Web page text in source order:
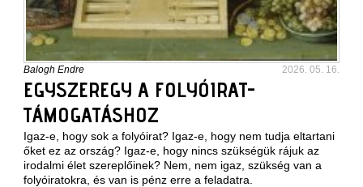
Balogh Endre 2026. 05. 16.
EGYSZEREGY A FOLYÓIRAT-
TÁMOGATÁSHOZ
Igaz-e, hogy sok a folyóirat? Igaz-e, hogy nem tudja eltartani
őket ez az ország? Igaz-e, hogy nincs szükségük rájuk az
irodalmi élet szereplőinek? Nem, nem igaz, szükség van a
folyóiratokra, és van is pénz erre a feladatra.